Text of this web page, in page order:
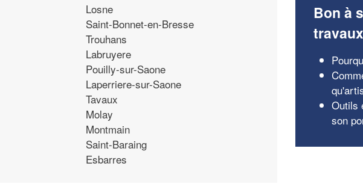
Losne
Saint-Bonnet-en-Bresse
Trouhans
Labruyere
Pouilly-sur-Saone
Laperriere-sur-Saone
Tavaux
Molay
Montmain
Saint-Baraing
Esbarres
Bon à
travaux
Outils
son